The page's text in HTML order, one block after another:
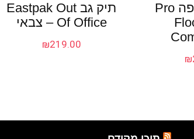
משאבת רצפה Pro
₪
תיק גב Eastpak Out
Of Office – צבאי
₪219.00